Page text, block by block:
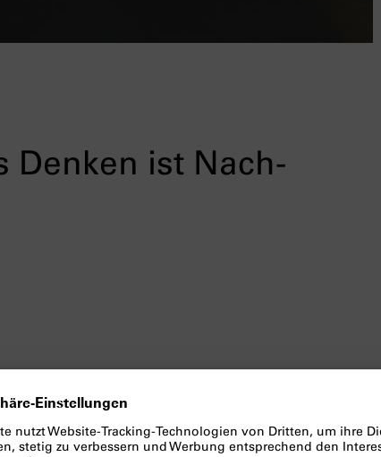
Denken ist Nach-
Denkvorgang gibt, der ohne
Denken ist Nachdenken, der